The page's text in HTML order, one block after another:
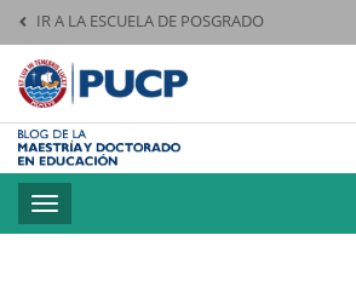
IR A LA ESCUELA DE POSGRADO
Toggle
navigation